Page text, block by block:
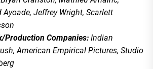
Ayoade, Jeffrey Wright, Scarlett
Production Companies: Indian
American Empirical Pictures, Studio